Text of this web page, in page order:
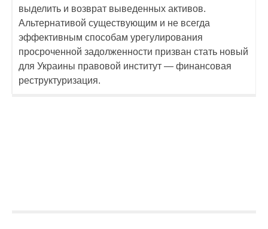
выделить и возврат выведенных активов.
Альтернативой существующим и не всегда
эффективным способам урегулирования
просроченной задолженности призван стать новый
для Украины правовой институт — финансовая
реструктуризация.